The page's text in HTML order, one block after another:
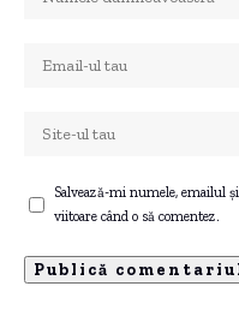
Salvează-mi numele, emailul
viitoare când o să comentez.